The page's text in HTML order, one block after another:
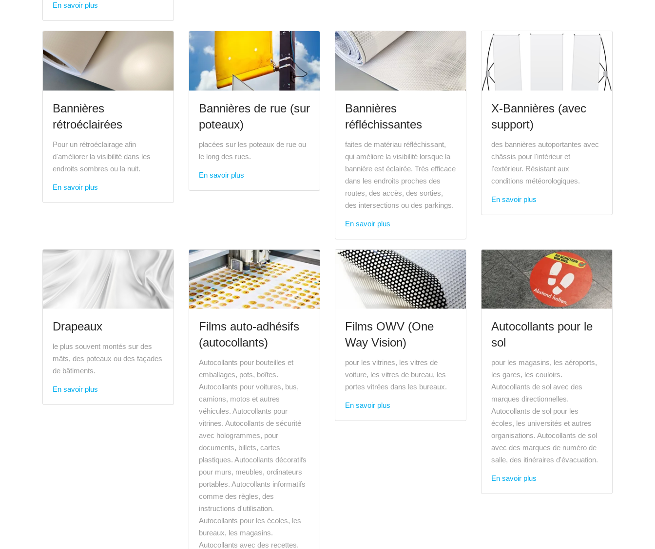
En savoir plus
Bannières
rétroéclairées
Pour un rétroéclairage afin
d'améliorer la visibilité dans les
endroits sombres ou la nuit.
En savoir plus
Bannières de rue (sur
poteaux)
placées sur les poteaux de rue ou
le long des rues.
En savoir plus
Bannières
réfléchissantes
faites de matériau réfléchissant,
qui améliore la visibilité lorsque la
bannière est éclairée. Très efficace
dans les endroits proches des
routes, des accès, des sorties,
des intersections ou des parkings.
En savoir plus
X-Bannières (avec
support)
des bannières autoportantes avec
châssis pour l'intérieur et
l'extérieur. Résistant aux
conditions météorologiques.
En savoir plus
Drapeaux
le plus souvent montés sur des
mâts, des poteaux ou des façades
de bâtiments.
En savoir plus
Films auto-adhésifs
(autocollants)
Autocollants pour bouteilles et
emballages, pots, boîtes.
Autocollants pour voitures, bus,
camions, motos et autres
véhicules. Autocollants pour
vitrines. Autocollants de sécurité
avec hologrammes, pour
documents, billets, cartes
plastiques. Autocollants décoratifs
pour murs, meubles, ordinateurs
portables. Autocollants informatifs
comme des règles, des
instructions d'utilisation.
Autocollants pour les écoles, les
bureaux, les magasins.
Autocollants avec des recettes.
Films OWV (One
Way Vision)
pour les vitrines, les vitres de
voiture, les vitres de bureau, les
portes vitrées dans les bureaux.
En savoir plus
Autocollants pour le
sol
pour les magasins, les aéroports,
les gares, les couloirs.
Autocollants de sol avec des
marques directionnelles.
Autocollants de sol pour les
écoles, les universités et autres
organisations. Autocollants de sol
avec des marques de numéro de
salle, des itinéraires d'évacuation.
En savoir plus